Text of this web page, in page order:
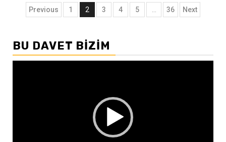
Yazı
Previous 1 2 3 4 5 36 Next
BU DAVET BIZIM